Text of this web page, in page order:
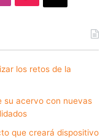
los retos de la
su acervo con nuevas
que creará dispositivo